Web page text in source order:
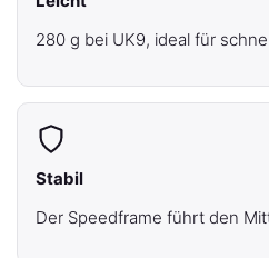
280 g bei UK9, ideal für
Stabil
Der Speedframe führt den